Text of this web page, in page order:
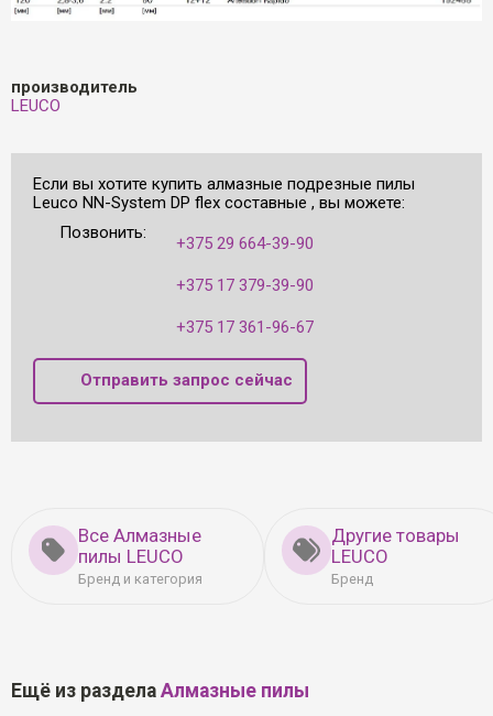
производитель
LEUCO
Если вы хотите купить алмазные подрезные пилы
Leuco NN-System DP flex составные , вы можете:
Позвонить:
+375 29 664-39-90
+375 17 379-39-90
+375 17 361-96-67
Отправить запрос сейчас
Все Алмазные
пилы LEUCO
Бренд и категория
Другие товары
LEUCO
Бренд
Ещё из раздела Алмазные пилы